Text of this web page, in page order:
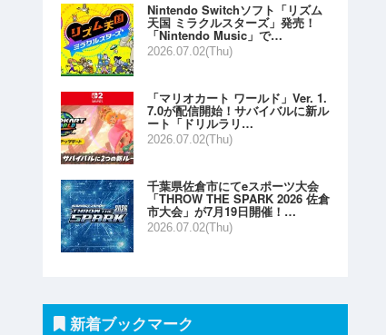
Nintendo Switchソフト「リズム
天国 ミラクルスターズ」発売！
「Nintendo Music」で…
2026.07.02(Thu)
「マリオカート ワールド」Ver. 1.
7.0が配信開始！サバイバルに新ル
ート「ドリルラリ…
2026.07.02(Thu)
千葉県佐倉市にてeスポーツ大会
「THROW THE SPARK 2026 佐倉
市大会」が7月19日開催！…
2026.07.02(Thu)
新着ブックマーク